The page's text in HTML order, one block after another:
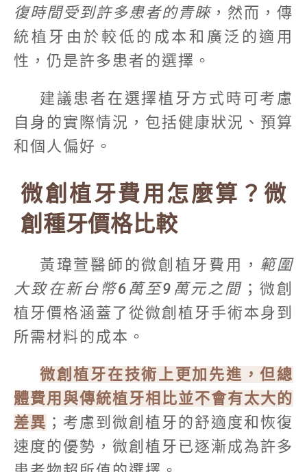
復時間受到許多患者的青睞，然而，傳
統植牙由於較低的成本和廣泛的適用
性，仍是許多患者的選擇。
建議患者在選擇植牙方式時可考慮
自身的實際情況，包括健康狀況、預算
和個人偏好。
微創植牙費用怎麼算？微
創種牙價格比較
黃瑋萱醫師的微創植牙費用， 範圍
大致在新台幣6萬至9萬元之間 ；微創
植牙價格涵蓋了從微創植牙手術本身到
所需材料的成本。
微創植牙在技術上更加先進，但總
體費用與傳統植牙相比並不會有太大的
差異 ；考慮到微創植牙的舒適度和恢復
速度的優勢，微創植牙已逐漸成為許多